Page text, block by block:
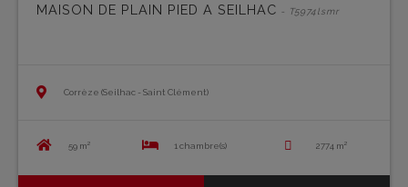
MAISON DE PLAIN PIED A SEILHAC - T5974lsmr
Corrèze (Seilhac - Saint Clément)
59 m² 1 chambre(s) 2774 m²